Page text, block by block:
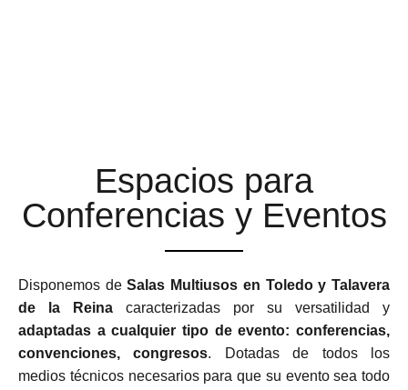
Espacios para
Conferencias y Eventos
Disponemos deSalas Multiusos en Toledo y Talavera
de la Reina caracterizadas por su versatilidad y
adaptadas a cualquier tipo de evento: conferencias,
convenciones, congresos. Dotadas de todos los
medios técnicos necesarios para que su evento sea todo